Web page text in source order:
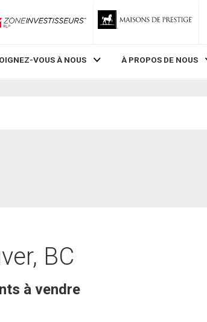
ZoneInvestisseurs RLP
VOUS À NOUS À PROPOS DE NOUS
BC
à vendre